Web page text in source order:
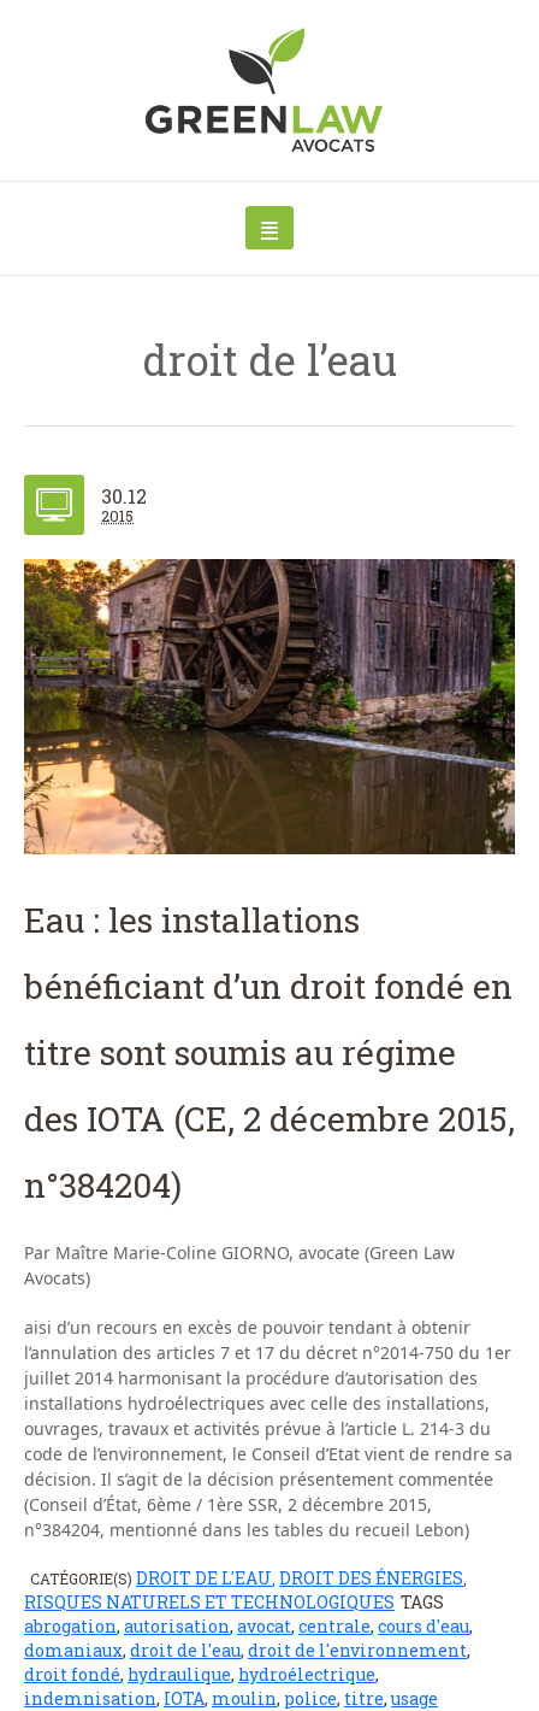
droit de l’eau
30.12
2015
Eau : les installations
bénéficiant d’un droit fondé en
titre sont soumis au régime
des IOTA (CE, 2 décembre 2015,
n°384204)
Par Maître Marie-Coline GIORNO, avocate (Green Law
Avocats)
aisi d’un recours en excès de pouvoir tendant à obtenir
l’annulation des articles 7 et 17 du décret n°2014-750 du 1er
juillet 2014 harmonisant la procédure d’autorisation des
installations hydroélectriques avec celle des installations,
ouvrages, travaux et activités prévue à l’article L. 214-3 du
code de l’environnement, le Conseil d’Etat vient de rendre sa
décision. Il s’agit de la décision présentement commentée
(Conseil d’État, 6ème / 1ère SSR, 2 décembre 2015,
n°384204, mentionné dans les tables du recueil Lebon)
CATÉGORIE(S) DROIT DE L'EAU DROIT DES ÉNERGIES
RISQUES NATURELS ET TECHNOLOGIQUES TAGS
abrogation, autorisation, avocat, centrale, cours d'eau,
domaniaux, droit de l'eau, droit de l'environnement,
droit fondé, hydraulique, hydroélectrique,
indemnisation, IOTA, moulin, police, titre,usage